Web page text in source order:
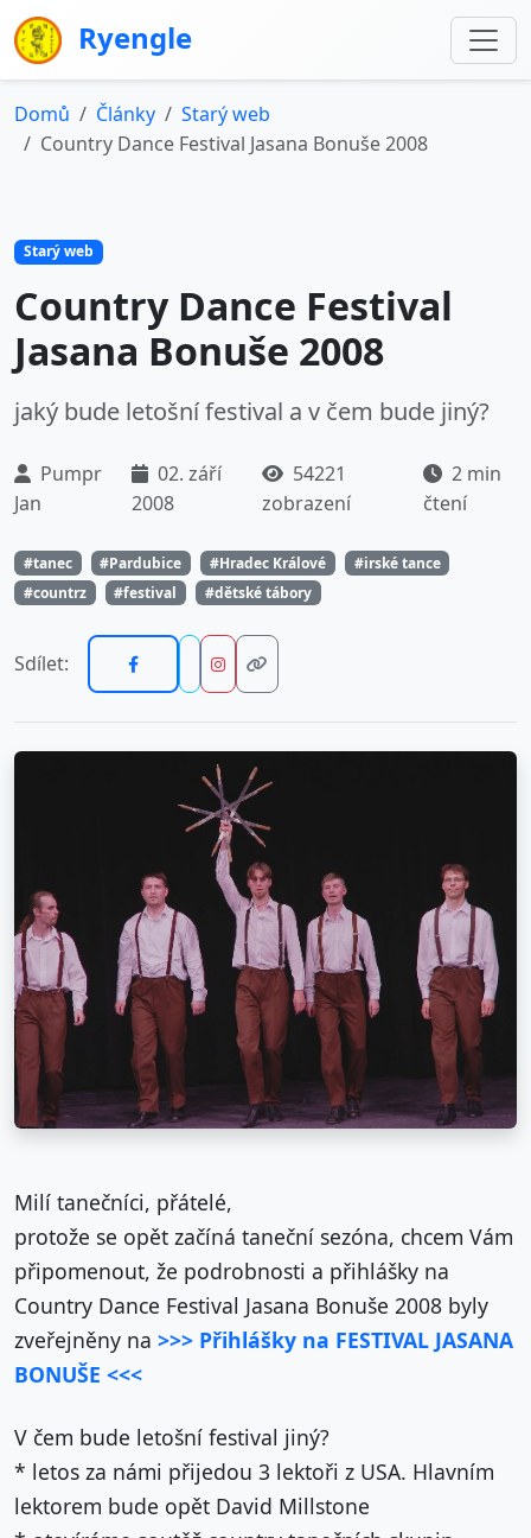
Ryengle
Domů Články
Starý web
Country Dance Festival Jasana Bonuše 2008
Starý web
Country Dance Festival
Jasana Bonuše 2008
jaký bude letošní festival a v čem bude jiný?
Pumpr
Jan
02. září
2008
54221
zobrazení
2 min
čtení
#tanec #Pardubice #Hradec Králové
#irské tance
#countrz
#festival #dětské tábory
Sdílet:
Milí tanečníci, přátelé,
protože se opět začíná taneční sezóna, chcem Vám
připomenout, že podrobnosti a přihlášky na
Country Dance Festival Jasana Bonuše 2008 byly
zveřejněny na >>> Přihlášky na FESTIVAL JASANA
BONUŠE <<<
V čem bude letošní festival jiný?
* letos za námi přijedou 3 lektoři z USA. Hlavním
lektorem bude opět David Millstone